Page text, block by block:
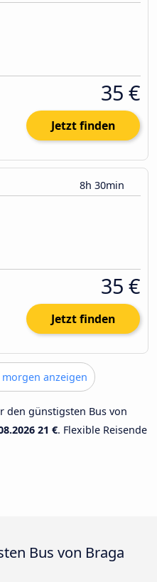
35 €
Jetzt finden
8h 30min
35 €
Jetzt finden
anzeigen
den günstigsten Bus von
21 €. Flexible Reisende
Bus von Braga